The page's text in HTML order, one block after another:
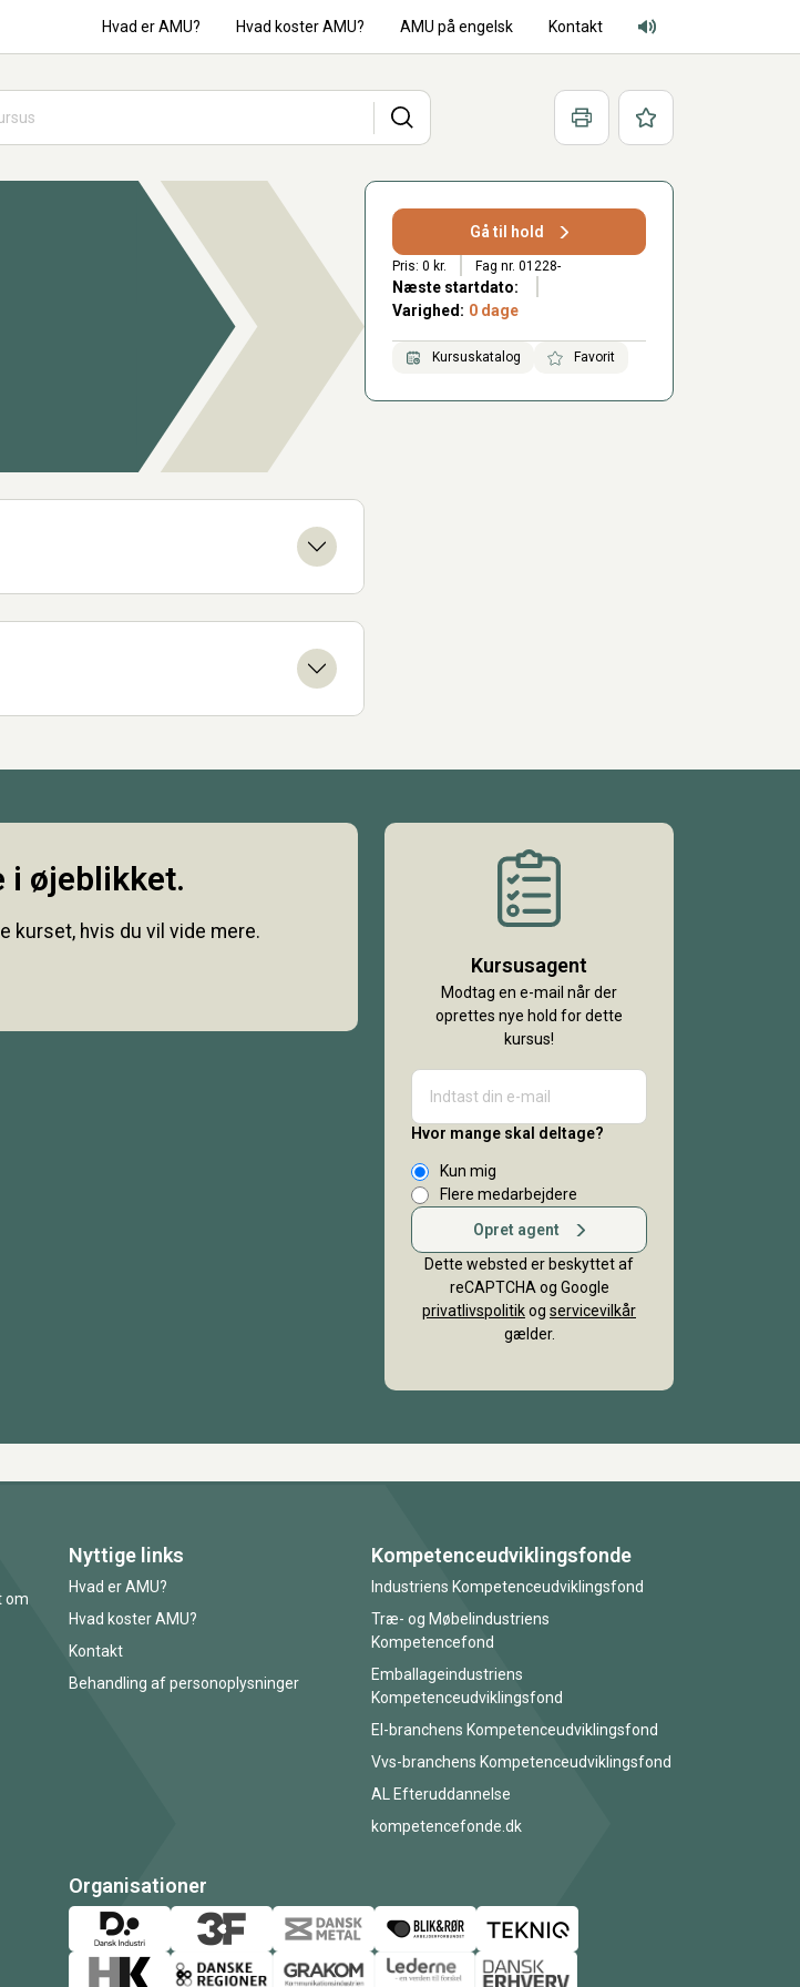
Hvad er AMU? Hvad koster AMU? AMU på engelsk Kontakt
Adgang for alle lyd
Søg Print Favoritter
Gå til hold
Pris: 0 kr. Fag nr. 01228-
Næste startdato:
Varighed: 0 dage
Kursuskatalog Favorit
i øjeblikket.
kurset, hvis du vil vide mere.
Kursusagent
Modtag en e-mail når der
oprettes nye hold for dette
kursus!
Hvor mange skal deltage?
Kun mig
Flere medarbejdere
Opret agent
Dette websted er beskyttet af
reCAPTCHA og Google
privatlivspolitikog servicevilkår
gælder.
om
Nyttige links
Hvad er AMU?
Hvad koster AMU?
Kontakt
Behandling af personoplysninger
Kompetenceudviklingsfonde
Industriens Kompetenceudviklingsfond
Træ- og Møbelindustriens
Kompetencefond
Emballageindustriens
Kompetenceudviklingsfond
El-branchens Kompetenceudviklingsfond
Vvs-branchens Kompetenceudviklingsfond
AL Efteruddannelse
kompetencefonde.dk
Organisationer